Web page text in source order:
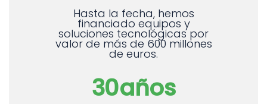
Hasta la fecha, hemos
financiado equipos y
soluciones tecnológicas por
valor de más de 600 millones
de euros.
30años